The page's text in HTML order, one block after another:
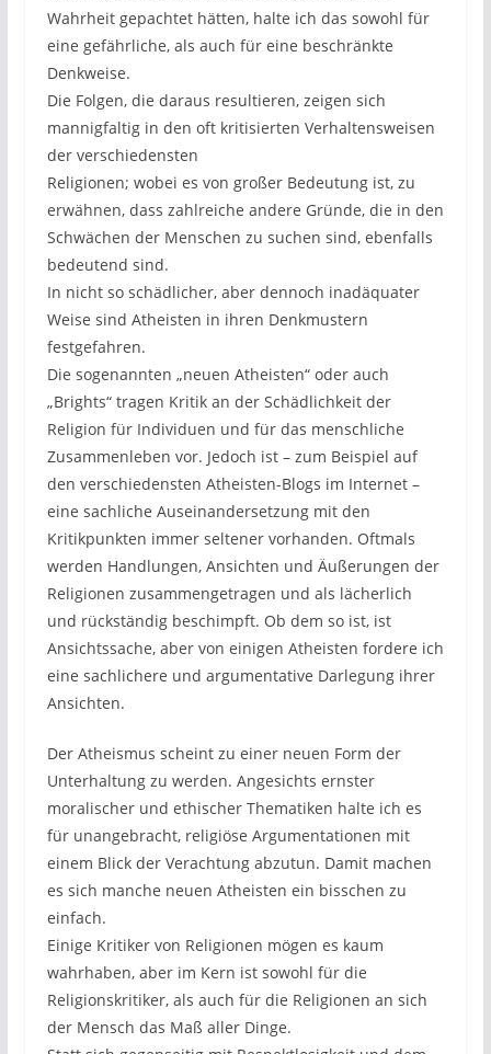
Wahrheit gepachtet hätten, halte ich das sowohl für
eine gefährliche, als auch für eine beschränkte
Denkweise.
Die Folgen, die daraus resultieren, zeigen sich
mannigfaltig in den oft kritisierten Verhaltensweisen
der verschiedensten
Religionen; wobei es von großer Bedeutung ist, zu
erwähnen, dass zahlreiche andere Gründe, die in den
Schwächen der Menschen zu suchen sind, ebenfalls
bedeutend sind.
In nicht so schädlicher, aber dennoch inadäquater
Weise sind Atheisten in ihren Denkmustern
festgefahren.
Die sogenannten „neuen Atheisten“ oder auch
„Brights“ tragen Kritik an der Schädlichkeit der
Religion für Individuen und für das menschliche
Zusammenleben vor. Jedoch ist – zum Beispiel auf
den verschiedensten Atheisten-Blogs im Internet –
eine sachliche Auseinandersetzung mit den
Kritikpunkten immer seltener vorhanden. Oftmals
werden Handlungen, Ansichten und Äußerungen der
Religionen zusammengetragen und als lächerlich
und rückständig beschimpft. Ob dem so ist, ist
Ansichtssache, aber von einigen Atheisten fordere ich
eine sachlichere und argumentative Darlegung ihrer
Ansichten.
Der Atheismus scheint zu einer neuen Form der
Unterhaltung zu werden. Angesichts ernster
moralischer und ethischer Thematiken halte ich es
für unangebracht, religiöse Argumentationen mit
einem Blick der Verachtung abzutun. Damit machen
es sich manche neuen Atheisten ein bisschen zu
einfach.
Einige Kritiker von Religionen mögen es kaum
wahrhaben, aber im Kern ist sowohl für die
Religionskritiker, als auch für die Religionen an sich
der Mensch das Maß aller Dinge.